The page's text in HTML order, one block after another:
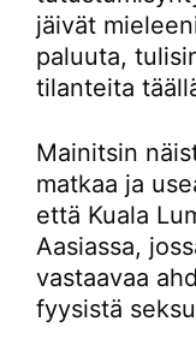
jäivät
paluuta,
tilanteita
Mainitsin
matkaa ja
että Kuala
Aasiassa,
vastaavaa
fyysistä